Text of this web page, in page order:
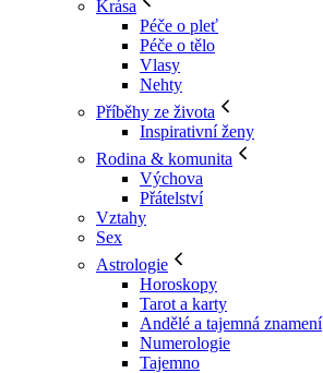
Krása
Péče o pleť
Péče o tělo
Vlasy
Nehty
Příběhy ze života
Inspirativní ženy
Rodina & komunita
Výchova
Přátelství
Vztahy
Sex
Astrologie
Horoskopy
Tarot a karty
Andělé a tajemná znamení
Numerologie
Tajemno